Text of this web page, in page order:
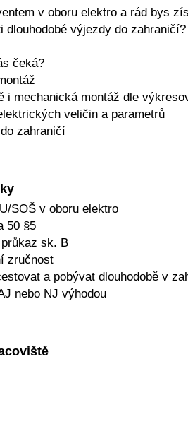
v oboru elektro a rád bys
dlouhodobé výjezdy do
čeká?
i mechanická montáž dle
veličin a parametrů
zahraničí
SOŠ v oboru elektro
50 §5
sk. B
zručnost
a pobývat dlouhodobě v
nebo NJ výhodou